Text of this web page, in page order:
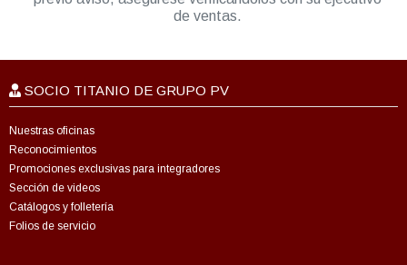
de ventas.
SOCIO TITANIO DE GRUPO PV
Nuestras oficinas
Reconocimientos
Promociones exclusivas para integradores
Sección de videos
Catálogos y folletería
Folios de servicio